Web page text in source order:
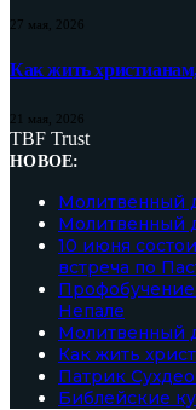
27 мая, 2026
Как жить
21 мая, 2026
TBF Trust
НОВОЕ:
Молитвенный
Молитвенный
10 июня
встреча по
Непале
Молитвенный
Как жить
Патрик
Библейские